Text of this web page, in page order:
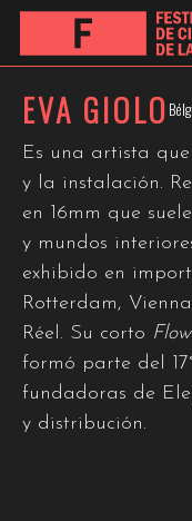
EVA GIOLO
Es una artista
y la instalación.
en 16mm que
y mundos
exhibido en
Rotterdam,
Réel. Su corto
formó parte del
fundadoras de
y distribución.